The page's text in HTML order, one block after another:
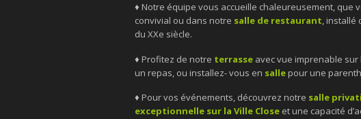
♦ Notre équipe vous accueille chaleureusement, que
convivial ou dans notre salle de restaurant, installé
du XXe siècle.
♦ Profitez de notre terrasse avec vue imprenable
un repas, ou installez- vous en salle pour une
♦ Pour vos événements, découvrez notre salle
exceptionnelle sur la Ville Close et une capacité